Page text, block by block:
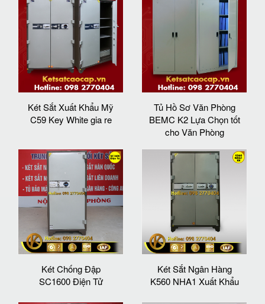
Két Sắt Xuất Khẩu Mỹ
C59 Key White gia re
Tủ Hồ Sơ Văn Phòng
BEMC K2 Lựa Chọn tốt
cho Văn Phòng
Két Chống Đập
SC1600 Điện Tử
Két Sắt Ngân Hàng
K560 NHA1 Xuất Khẩu